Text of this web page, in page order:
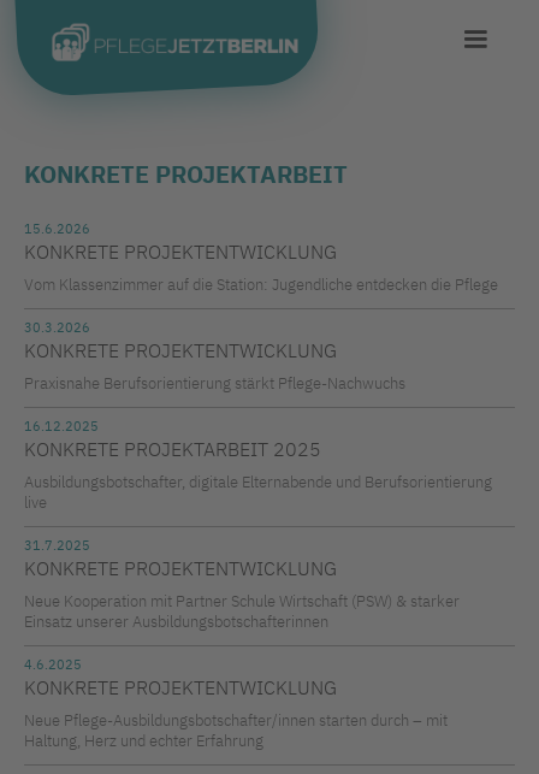
KONKRETE PROJEKTARBEIT
15.6.2026
KONKRETE PROJEKTENTWICKLUNG
Vom Klassenzimmer auf die Station: Jugendliche entdecken die Pflege
30.3.2026
KONKRETE PROJEKTENTWICKLUNG
Praxisnahe Berufsorientierung stärkt Pflege-Nachwuchs
16.12.2025
KONKRETE PROJEKTARBEIT 2025
Ausbildungsbotschafter, digitale Elternabende und Berufsorientierung
live
31.7.2025
KONKRETE PROJEKTENTWICKLUNG
Neue Kooperation mit Partner Schule Wirtschaft (PSW) & starker
Einsatz unserer Ausbildungsbotschafterinnen
4.6.2025
KONKRETE PROJEKTENTWICKLUNG
Neue Pflege-Ausbildungsbotschafter/innen starten durch – mit
Haltung, Herz und echter Erfahrung